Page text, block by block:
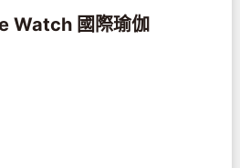
Watch 國際瑜伽